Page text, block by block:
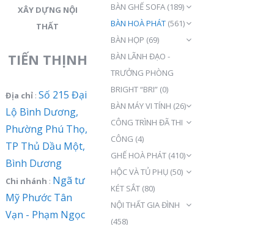
XÂY DỰNG NỘI
THẤT
TIẾN THỊNH
Địa chỉ: Số 215 Đại
Lộ Bình Dương,
Phường Phú Thọ,
TP Thủ Dầu Một,
Bình Dương
Chi nhánh : Ngã tư
Mỹ Phước Tân
Vạn - Phạm Ngọc
BÀN GHẾ SOFA (189)
BÀN HOÀ PHÁT (561)
BÀN HỌP (69)
BÀN LÃNH ĐẠO -
TRƯỞNG PHÒNG
BRIGHT “BRI” (0)
BÀN MÁY VI TÍNH (26)
CÔNG TRÌNH ĐÃ THI
CÔNG (4)
GHẾ HOÀ PHÁT (410)
HỘC VÀ TỦ PHỤ (50)
KÉT SẮT (80)
NỘI THẤT GIA ĐÌNH
(458)